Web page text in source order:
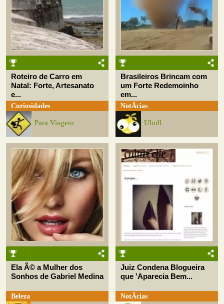
Roteiro de Carro em
Natal: Forte, Artesanato
e...
Curiosidades
Para Viagem
Brasileiros Brincam com
um Forte Redemoinho
em...
NotÃ­cias
Uhull
Ela Ã© a Mulher dos
Sonhos de Gabriel Medina
Beleza
Juiz Condena Blogueira
que 'Aparecia Bem...
NotÃ­cias